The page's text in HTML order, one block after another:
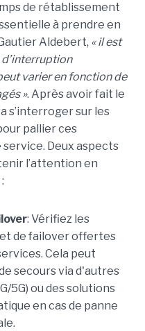
de rétablissement
à prendre en
Aldebert, « il est
varier en fonction de
». Après avoir fait le
s’interroger sur les
pallier ces
Deux aspects
l’attention en
: Vérifiez les
de failover offertes
Cela peut
secours via d'autres
5G) ou des solutions
en cas de panne